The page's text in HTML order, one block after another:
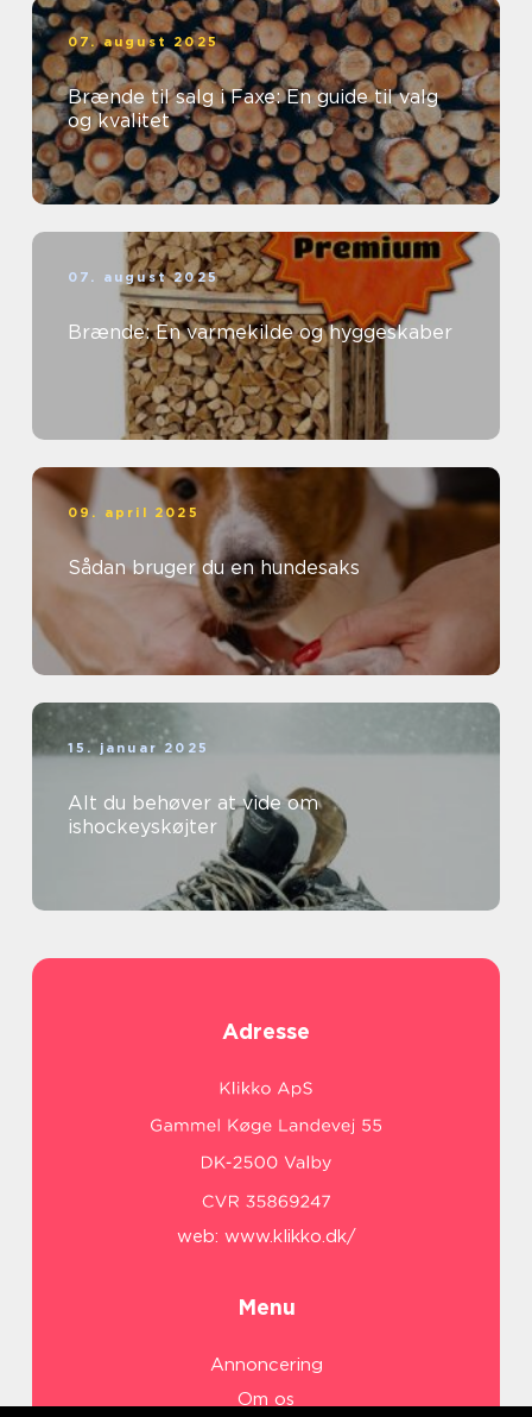
07. august 2025
Brænde til salg i Faxe: En guide til valg
og kvalitet
07. august 2025
Brænde: En varmekilde og hyggeskaber
09. april 2025
Sådan bruger du en hundesaks
15. januar 2025
Alt du behøver at vide om
ishockeyskøjter
Adresse
web: www.klikko.dk/
Menu
Annoncering
Om os